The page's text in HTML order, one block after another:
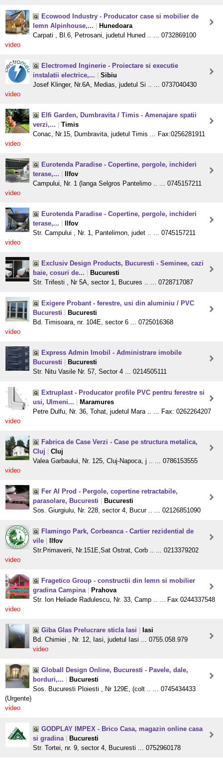
Ecowood Industry - Producator case si mobilier de
lemn Alpinhouse,...
Hunedoara
Carpati , Bl.6, Petrosani, judetul Huned .. ... 0732869100
video
Electromed Inginerie - Proiectare si executie
instalatii electrice,...
Sibiu
Josef Klinger, Nr.6A, Medias, judetul Si .. ... 0737040430
video
Elfi Garden, Dumbravita / Timis - Amenajare spatii
verzi,...
Timis
Conac, Nr.15, Dumbravita, judetul Timis ... Fax:0256281911
video
Eurotenda Paradise - Copertine, pergole, inchideri
terase,...
Ilfov
Campului, Nr. 1 (langa Selgros Pantelimo .. ... 0745157211
video
Eurotenda Paradise - Copertine, pergole, inchideri
terase,...
Ilfov
Str. Campului , Nr. 1, Pantelimon, judet .. ... 0745157211
video
Exclusiv Design Products, Bucuresti - Seminee, cazi
baie, cosuri de...
Bucuresti
Str. Trifesti , Nr 5A, sector 1, Bucures .. ... 0728717087
Exigere Probant - ferestre, usi din aluminiu / PVC
Bucuresti
Bucuresti
Bd. Timisoara, nr. 104E, sector 6 ... 0725016368
video
Express Admin Imobil - Administrare imobile
Bucuresti
Bucuresti
Str. Nitu Vasile Nr. 57, Sector 4 ... 0214505111
Extruplast - Producator profile PVC pentru ferestre si
usi, Ulmeni...
Maramures
Petre Dulfu, Nr. 36, Tohat, judetul Mara .. ... Fax: 0262264207
video
Fabrica de Case Verzi - Case pe structura metalica,
Cluj
Cluj
Valea Garbaului, Nr. 125, Cluj-Napoca, j .. ... 0786153555
video
Fer Al Prod - Pergole, copertine retractabile,
parasolare, Bucuresti
Bucuresti
Sos. Giurgiulu, Nr. 228, sector 4, Bucur .. ... 02126851090
Flamingo Park, Corbeanca - Cartier rezidential de
vile
Ilfov
Str.Primaverii, Nr.151E,Sat Ostrat, Corb .. ... 0213379202
video
Fragetico Group - constructii din lemn si mobilier
gradina Campina
Prahova
Str. Ion Heliade Radulescu, Nr. 33, Camp .. ... Fax 0244337548
video
Giba Glas Prelucrare sticla Iasi
Iasi
Bd. Chimiei , Nr. 12, Iasi, judetul Iasi ... 0755.058.979
video
Globall Design Online, Bucuresti - Pavele, dale,
borduri,...
Bucuresti
Sos. Bucuresti Ploiesti , Nr 129E, (colt .. ... 0745434433
(Urgente)
video
GODPLAY IMPEX - Brico Casa, magazin online casa
si gradina
Bucuresti
Str. Tortei, nr. 9, sector 4, Bucuresti ... 0752960178